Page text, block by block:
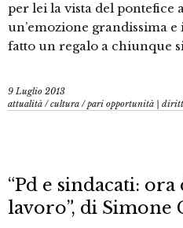
per lei la vista del pontefice
un’emozione grandissima
fatto un regalo a chiunque
9 Luglio 2013
attualità /cultura /pari opportunità |
“Pd e sindacati: ora
lavoro”, di Simone